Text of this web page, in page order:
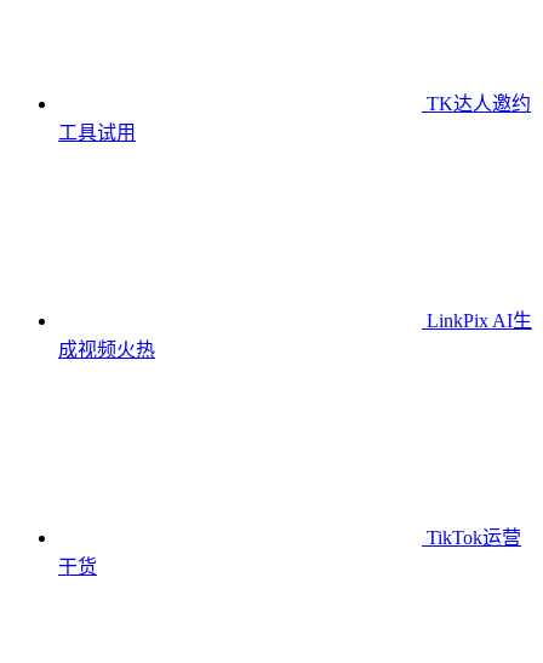
TK达人邀约
工具试用
LinkPix AI生
成视频火热
TikTok运营
干货